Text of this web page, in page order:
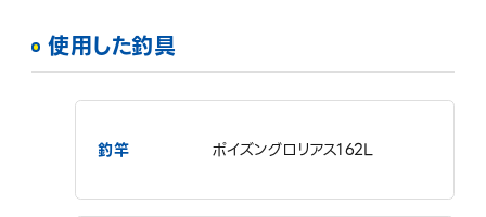
使用した釣具
釣竿 ポイズングロリアス162L